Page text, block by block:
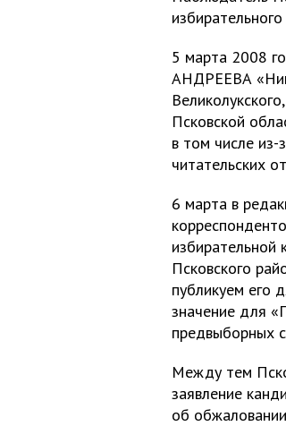
5 марта 2008
АНДРЕЕВА
Псковской
в том числе из-
читательских
6 марта в
избирательной
Псковского
публикуем его
значение для
предвыборных
Между тем
заявление
об